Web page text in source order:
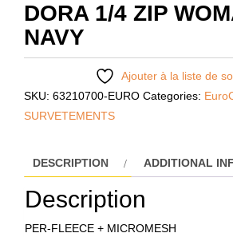
DORA 1/4 ZIP
NAVY
Ajouter à la liste de
SKU: 63210700-EURO Categories:
SURVETEMENTS
DESCRIPTION ADDITIONAL
Description
PER-FLEECE + MICROMESH